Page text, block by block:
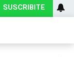
SUSCRIBITE